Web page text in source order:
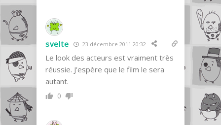
svelte 23 décembre 2011 20:32
Le look des acteurs est vraiment très
réussie. J’espère que le film le sera
autant.
0